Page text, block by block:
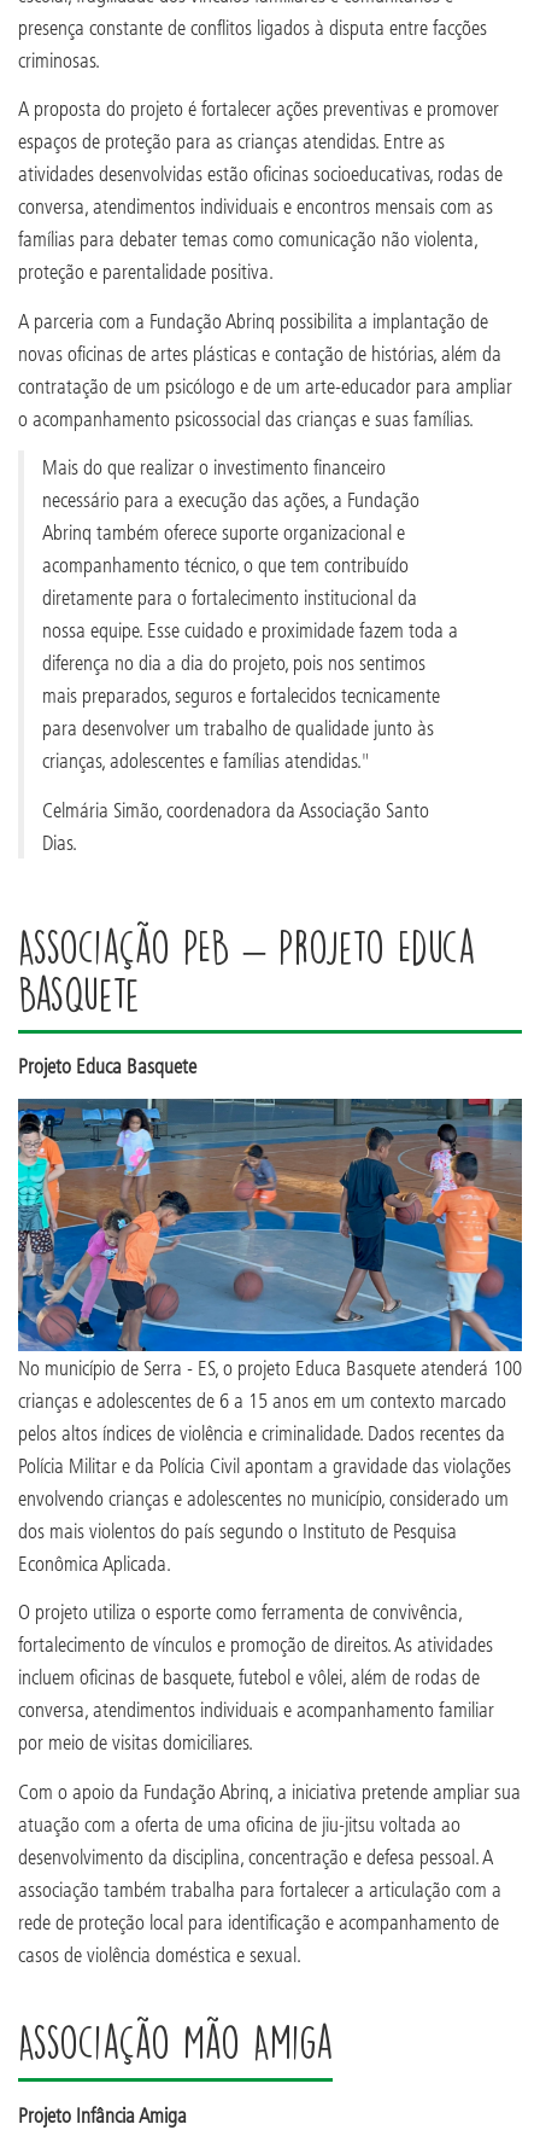
presença constante de conflitos ligados à disputa entre facções
criminosas.
A proposta do projeto é fortalecer ações preventivas e promover
espaços de proteção para as crianças atendidas. Entre as
atividades desenvolvidas estão oficinas socioeducativas, rodas de
conversa, atendimentos individuais e encontros mensais com as
famílias para debater temas como comunicação não violenta,
proteção e parentalidade positiva.
A parceria com a Fundação Abrinq possibilita a implantação de
novas oficinas de artes plásticas e contação de histórias, além da
contratação de um psicólogo e de um arte-educador para ampliar
o acompanhamento psicossocial das crianças e suas famílias.
Mais do que realizar o investimento financeiro
necessário para a execução das ações, a Fundação
Abrinq também oferece suporte organizacional e
acompanhamento técnico, o que tem contribuído
diretamente para o fortalecimento institucional da
nossa equipe. Esse cuidado e proximidade fazem toda a
diferença no dia a dia do projeto, pois nos sentimos
mais preparados, seguros e fortalecidos tecnicamente
para desenvolver um trabalho de qualidade junto às
crianças, adolescentes e famílias atendidas."
Celmária Simão, coordenadora da Associação Santo
Dias.
Associação PEB – Projeto Educa
Basquete
Projeto Educa Basquete
No município de Serra - ES, o projeto Educa Basquete atenderá 100
crianças e adolescentes de 6 a 15 anos em um contexto marcado
pelos altos índices de violência e criminalidade. Dados recentes da
Polícia Militar e da Polícia Civil apontam a gravidade das violações
envolvendo crianças e adolescentes no município, considerado um
dos mais violentos do país segundo o Instituto de Pesquisa
Econômica Aplicada.
O projeto utiliza o esporte como ferramenta de convivência,
fortalecimento de vínculos e promoção de direitos. As atividades
incluem oficinas de basquete, futebol e vôlei, além de rodas de
conversa, atendimentos individuais e acompanhamento familiar
por meio de visitas domiciliares.
Com o apoio da Fundação Abrinq, a iniciativa pretende ampliar sua
atuação com a oferta de uma oficina de jiu-jitsu voltada ao
desenvolvimento da disciplina, concentração e defesa pessoal. A
associação também trabalha para fortalecer a articulação com a
rede de proteção local para identificação e acompanhamento de
casos de violência doméstica e sexual.
Associação Mão Amiga
Projeto Infância Amiga